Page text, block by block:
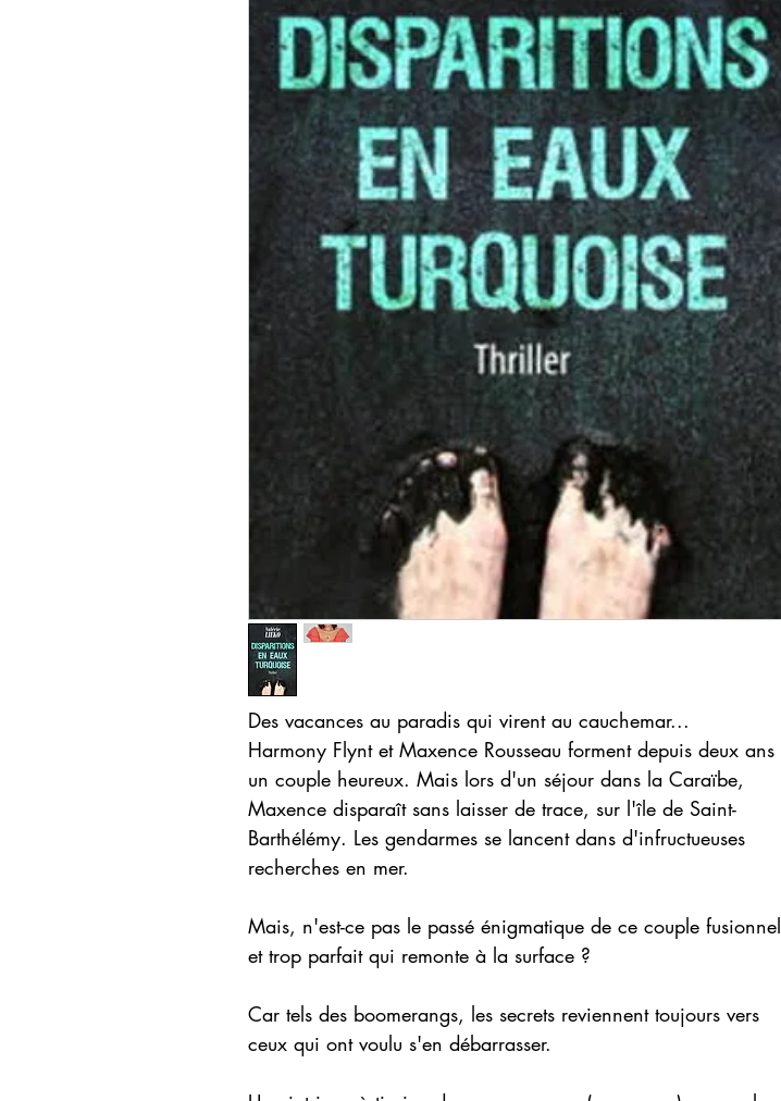
Des vacances au paradis qui virent au cauchemar...
Harmony Flynt et Maxence Rousseau forment depuis deux ans
un couple heureux. Mais lors d'un séjour dans la Caraïbe,
Maxence disparaît sans laisser de trace, sur l'île de Saint-
Barthélémy. Les gendarmes se lancent dans d'infructueuses
recherches en mer.
Mais, n'est-ce pas le passé énigmatique de ce couple fusionnel
et trop parfait qui remonte à la surface ?
Car tels des boomerangs, les secrets reviennent toujours vers
ceux qui ont voulu s'en débarrasser.